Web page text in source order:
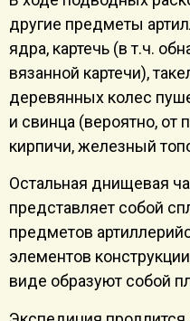
другие предметы
ядра, картечь (в т.ч.
вязанной картечи),
деревянных колес
и свинца (вероятно, от
кирпичи, железный
Остальная днищевая
представляет собой
предметов
элементов
виде образуют собой